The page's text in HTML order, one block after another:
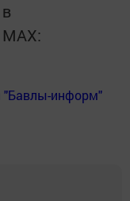
"Бавлы-информ"